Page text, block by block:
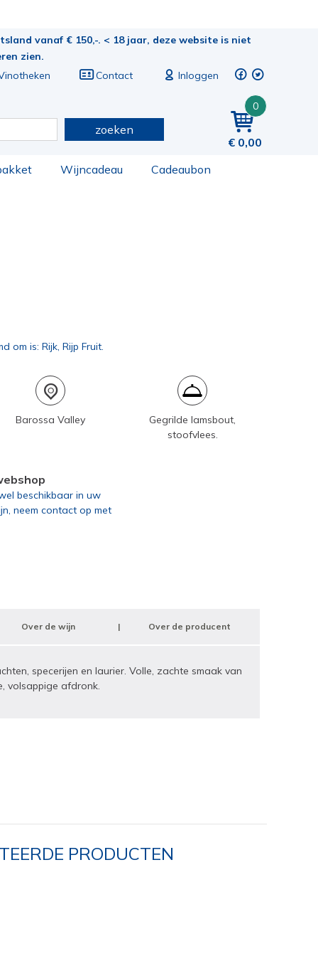
vanaf € 150,-. < 18 jaar, deze website is niet
zien.
Contact Inloggen
0
0,00
zoeken
Wijncadeau Cadeaubon
om is: Rijk, Rijp Fruit.
Barossa Valley
Gegrilde lamsbout,
stoofvlees.
beschikbaar in uw
neem contact op met
Over de wijn Over de producent
specerijen en laurier. Volle, zachte smaak van
volsappige afdronk.
PRODUCTEN